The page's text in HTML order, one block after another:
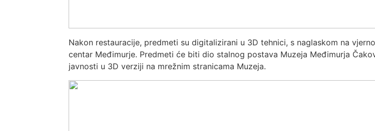
Nakon restauracije, predmeti su digitalizirani u 3D tehnici, s naglaskom na
centar Međimurje. Predmeti će biti dio stalnog postava Muzeja Međimurja
javnosti u 3D verziji na mrežnim stranicama Muzeja.